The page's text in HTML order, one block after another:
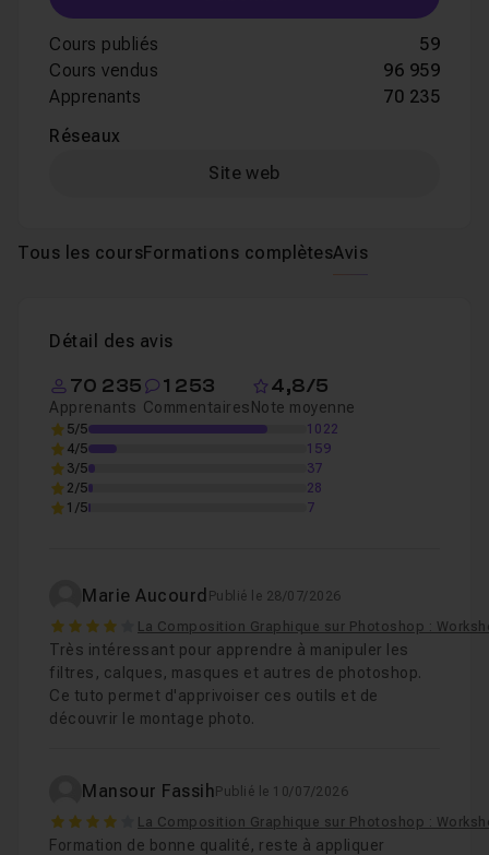
Cours publiés
59
Cours vendus
96 959
Apprenants
70 235
Réseaux
Site web
Tous les coursFormations complètesAvis
Détail des avis
70 235
Apprenants
1 253
Commentaires
4,8/5
Note moyenne
5/5
1022
4/5
159
3/5
37
2/5
28
1/5
7
Marie Aucourd Publié le 28/07/2026
4 La Composition Graphique sur Photoshop :
Très intéressant pour apprendre à manipuler les
filtres, calques, masques et autres de photoshop.
Ce tuto permet d'apprivoiser ces outils et de
découvrir le montage photo.
Mansour Fassih Publié le 10/07/2026
4 La Composition Graphique sur Photoshop :
Formation de bonne qualité, reste à appliquer